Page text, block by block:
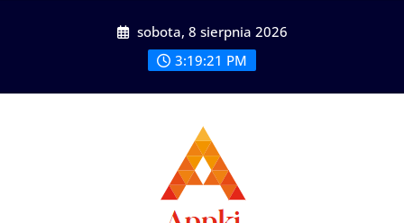
sobota, 8 sierpnia 2026
3:19:22 PM